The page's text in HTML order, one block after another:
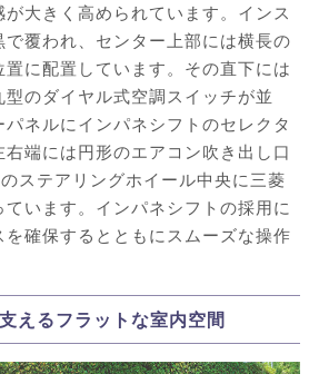
大きく高められています。インス
で覆われ、センター上部には横長の
に配置しています。その直下には
のダイヤル式空調スイッチが並
ネルにインパネシフトのセレクタ
端には円形のエアコン吹き出し口
ステアリングホイール中央に三菱
います。インパネシフトの採用に
を確保するとともにスムーズな操作
えるフラットな室内空間